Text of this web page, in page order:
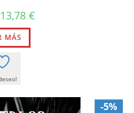
El
precio
original
era:
14,50 €.
13,78 €
MÁS
-5%